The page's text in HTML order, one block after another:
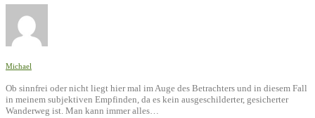
Michael
Ob sinnfrei oder nicht liegt hier mal im Auge des Betrachters und in diesem Fall
in meinem subjektiven Empfinden, da es kein ausgeschilderter, gesicherter
Wanderweg ist. Man kann immer alles…